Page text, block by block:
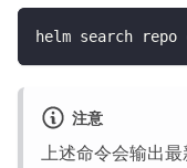
helm search repo
注意
上述命令会输出